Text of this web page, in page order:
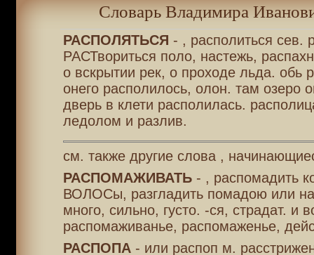
Словарь Владимира
РАСПОЛЯТЬСЯ - , располиться сев.
РАСТвориться поло, настежь,
о вскрытии рек, о проходе льда. обь
онего располилось, олон. там озеро
дверь в клети располилась.
ледолом и разлив.
см. также другие слова ,
РАСПОМАЖИВАТЬ- , распомадить
ВОЛОСы, разгладить помадою или
много, сильно, густо. -ся, страдат. и
распомаживанье, распомаженье,
РАСПОПА- или распоп м.